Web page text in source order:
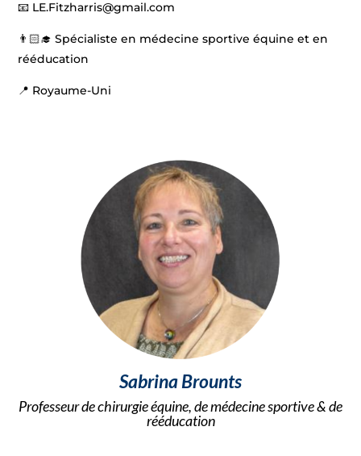
📧 LE.Fitzharris@gmail.com
👨🏻‍🎓 Spécialiste en médecine sportive équine et en
rééducation
📍 Royaume-Uni
Sabrina Brounts
Professeur de chirurgie équine, de médecine sportive & de
rééducation